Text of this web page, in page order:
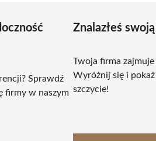
Sprawdź
firmy w naszym
Znalazłeś
Twoja firma
Wyróżnij się i
szczycie!